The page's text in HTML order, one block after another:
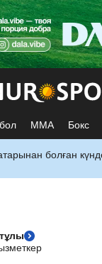
ММА Бокс
болған